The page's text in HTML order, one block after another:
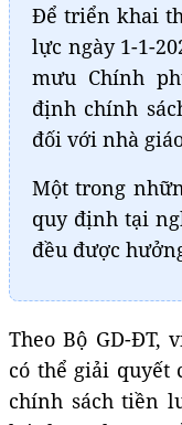
Để triển khai
lực ngày 1-1-
mưu Chính
định chính
đối với nhà
Một trong
quy định tại
đều được
Theo Bộ GD-ĐT,
có thể giải quyết
chính sách tiền